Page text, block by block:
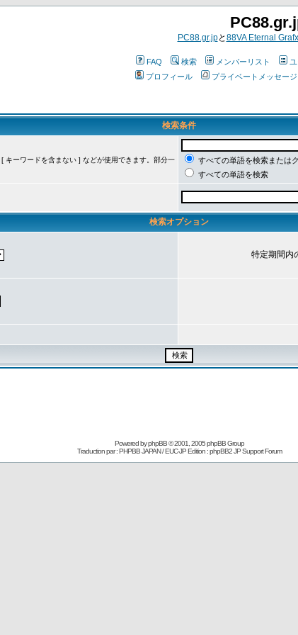
PC88.gr.jpと88VA Eternal Grafx
FAQ 検索 メンバーリスト
プロフィール
プライベートメッセー
検索条件
[ キーワードを含まない ] などが使用できます。部分一
すべての単語を検索または
すべての単語を検索
検索オプション
特定期間内
Powered byphpBB© 2001, 2005 phpBB Group
Traduction par : PHPBB JAPAN / EUC-JP Edition :phpBB2 JP Support Forum